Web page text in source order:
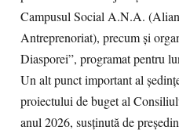
Campusul Social A.N.A.
Antreprenoriat), precum și
Diasporei”, programat pentru
Un alt punct important al
proiectului de buget al
anul 2026, susținută de